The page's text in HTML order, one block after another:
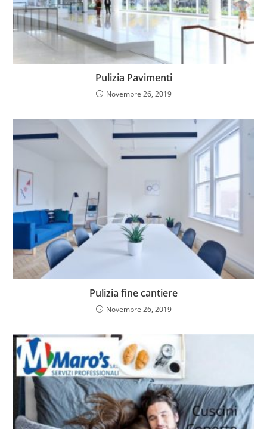
Pulizia Pavimenti
Novembre 26, 2019
Pulizia fine cantiere
Novembre 26, 2019